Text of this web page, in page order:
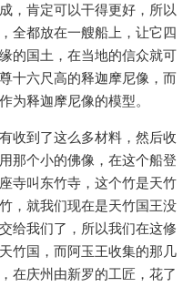
，肯定可以干得更好，所以
全都放在一艘船上，让它四
的国土，在当地的信众就可
十六尺高的释迦摩尼像，而
为释迦摩尼像的模型。
收到了这么多材料，然后收
那个小的佛像，在这个船登
寺叫东竹寺，这个竹是天竹
，就我们现在是天竹国王没
给我们了，所以我们在这修
竹国，而阿玉王收集的那几
在庆州由新罗的工匠，花了